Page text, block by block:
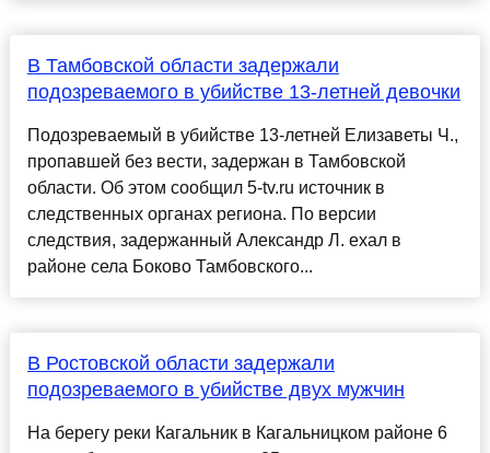
В Тамбовской области задержали
подозреваемого в убийстве 13-летней девочки
Подозреваемый в убийстве 13-летней Елизаветы Ч.,
пропавшей без вести, задержан в Тамбовской
области. Об этом сообщил 5-tv.ru источник в
следственных органах региона. По версии
следствия, задержанный Александр Л. ехал в
районе села Боково Тамбовского...
В Ростовской области задержали
подозреваемого в убийстве двух мужчин
На берегу реки Кагальник в Кагальницком районе 6